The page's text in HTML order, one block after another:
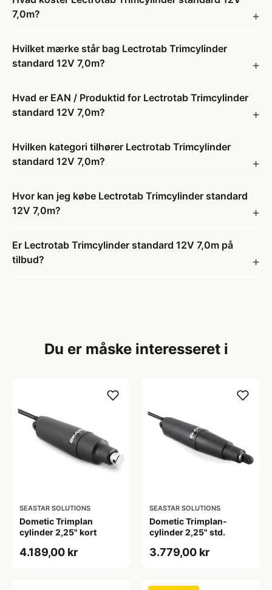
7,0m?
Hvilket mærke står bag Lectrotab Trimcylinder
standard 12V 7,0m?
Hvad er EAN / Produktid for Lectrotab Trimcylinder
standard 12V 7,0m?
Hvilken kategori tilhører Lectrotab Trimcylinder
standard 12V 7,0m?
Hvor kan jeg købe Lectrotab Trimcylinder standard
12V 7,0m?
Er Lectrotab Trimcylinder standard 12V 7,0m på
tilbud?
Du er måske interesseret i
SEASTAR SOLUTIONS
Dometic Trimplan
cylinder 2,25" kort
4.189,00 kr
SEASTAR SOLUTIONS
Dometic Trimplan-
cylinder 2,25" std.
3.779,00 kr